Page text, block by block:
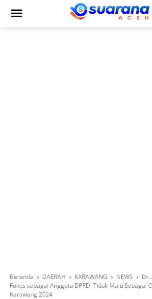
Beranda DAERAH KARAWANG NEWS
Dr.
Fokus sebagai Anggota DPRD, Tidak Maju Sebagai
Karawang 2024